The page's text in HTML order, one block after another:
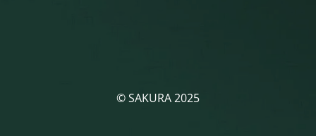
© SAKURA 2025